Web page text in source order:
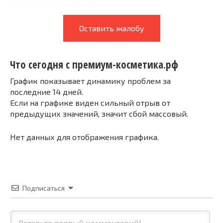
Оставить жалобу
Что сегодня с премиум-косметика.рф
График показывает динамику проблем за
последние 14 дней.
Если на графике виден сильный отрыв от
предыдущих значений, значит сбой массовый.
Нет данных для отображения графика.
Подписаться